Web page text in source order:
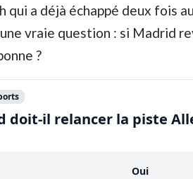
qui a déjà échappé deux fois
vraie question : si Madrid
?
doit-il relancer la piste
Oui